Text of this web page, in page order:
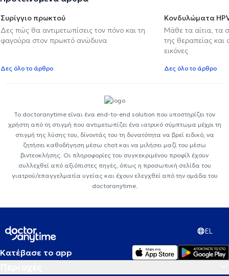
Συρίγγιο πρωκτού
Δες πώς θα αντιμετωπίσεις τον πόνο και τη
φαγούρα στον πρωκτό ανώδυνα
Δες όλο το άρθρο
Κονδυλώματα
Μάθε τα αίτια, τα
της θεραπείας
εικόνες
Δες όλο το άρθρο
Το doctoranytime είναι ένα end-to-end solution που υποστηρίζει τον
χρήστη από τη στιγμή που αντιμετωπίζει ένα ιατρικό σύμπτωμα μέχρι τη
στιγμή της λύσης του, δίνοντάς του τη δυνατότητα να βρεί ειδικό, να
ζητήσει καθοδήγηση μέσω chat και να μιλήσει μαζί του μέσω
βιντεοκλήσης. Οι πληροφορίες του συγκεκριμένου προφίλ έχουν
συλλεχθεί από αξιόπιστες πηγές, όπως η προσωπική σελίδα του
γιατρού/επαγγελματία υγείας και έχουν ελεγχθεί από την ομάδα του
doctoranytime.
EL
Κατέβασε το app